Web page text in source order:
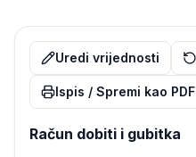
Uredi vrijednosti
Ispis / Spremi kao PDF
Račun dobiti i gubitka